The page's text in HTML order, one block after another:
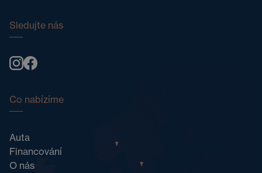
Sledujte nás
Co nabízíme
Auta
Financování
O nás